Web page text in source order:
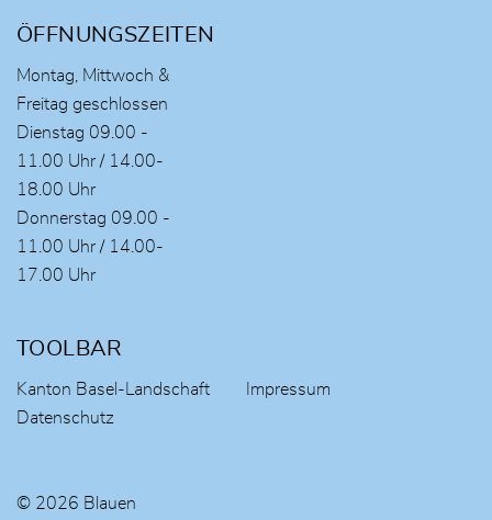
ÖFFNUNGSZEITEN
Montag, Mittwoch &
Freitag geschlossen
Dienstag 09.00 -
11.00 Uhr / 14.00-
18.00 Uhr
Donnerstag 09.00 -
11.00 Uhr / 14.00-
17.00 Uhr
TOOLBAR
Kanton Basel-Landschaft
Impressum
Datenschutz
© 2026 Blauen